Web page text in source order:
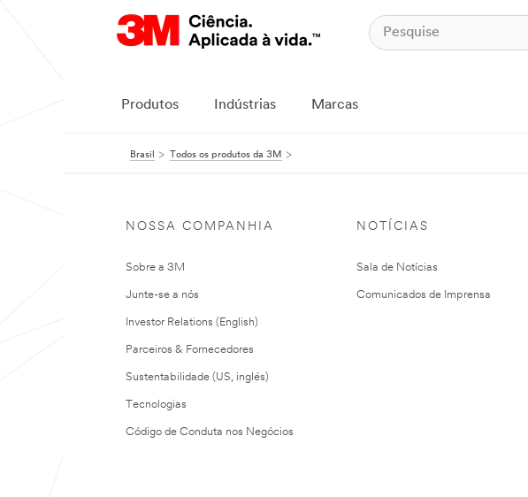
Produtos Indústrias Marcas
Brasil Todos os produtos da 3M
NOSSA COMPANHIA
Sobre a 3M
Junte-se a nós
Investor Relations (English)
Parceiros & Fornecedores
Sustentabilidade (US, inglés)
Tecnologias
Código de Conduta nos Negócios
NOTÍCIAS
Sala de Notícias
Comunicados de Imprensa